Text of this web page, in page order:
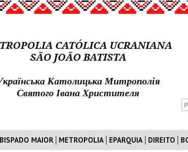
CATÓLICA UCRANIANA
SÃO JOÃO BATISTA
Католицька Митрополія
Святого Івана Христителя
MAIOR METROPOLIA EPARQUIA DIREITO